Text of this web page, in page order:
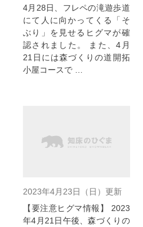
4月28日、フレペの滝遊歩道
にて人に向かってくる「そ
ぶり」を見せるヒグマが確
認されました。 また、4月
21日には森づくりの道開拓
小屋コースで …
2023年4月23日（日）更新
【要注意ヒグマ情報】 2023
年4月21日午後、森づくりの